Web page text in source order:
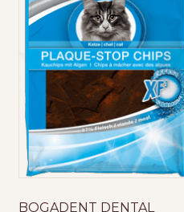
BOGADENT DENTAL